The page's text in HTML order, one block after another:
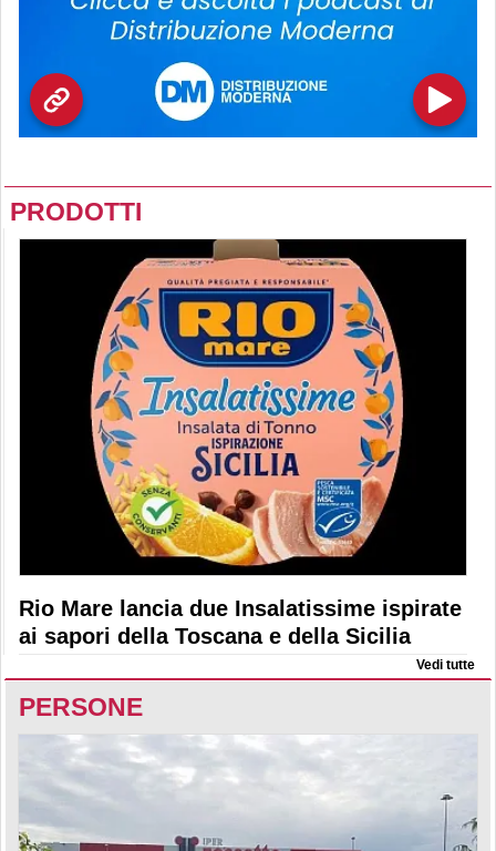
PRODOTTI
Rio Mare lancia due Insalatissime ispirate
ai sapori della Toscana e della Sicilia
Vedi tutte
PERSONE